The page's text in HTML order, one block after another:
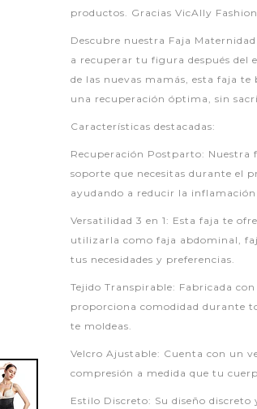
productos. Gracias VicAlly
Descubre nuestra Faja
a recuperar tu figura después del
de las nuevas mamás, esta faja
una recuperación óptima, sin
Características destacadas:
Recuperación Postparto:
soporte que necesitas durante el
ayudando a reducir la
Versatilidad 3 en 1: Esta faja te
utilizarla como faja abdominal,
tus necesidades y preferencias.
Tejido Transpirable: Fabricada
proporciona comodidad durante
te moldeas.
Velcro Ajustable: Cuenta con un
compresión a medida que tu
Estilo Discreto: Su diseño